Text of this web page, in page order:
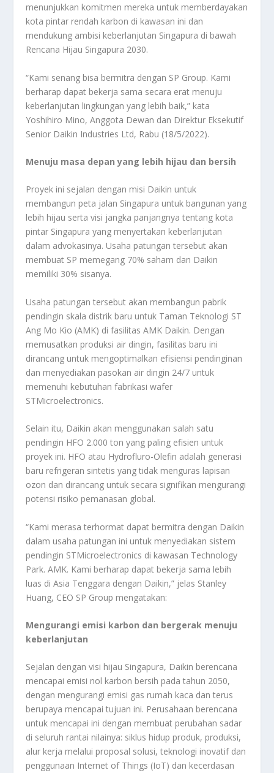
menunjukkan komitmen mereka untuk memberdayakan
kota pintar rendah karbon di kawasan ini dan
mendukung ambisi keberlanjutan Singapura di bawah
Rencana Hijau Singapura 2030.
“Kami senang bisa bermitra dengan SP Group. Kami
berharap dapat bekerja sama secara erat menuju
keberlanjutan lingkungan yang lebih baik,” kata
Yoshihiro Mino, Anggota Dewan dan Direktur Eksekutif
Senior Daikin Industries Ltd, Rabu (18/5/2022).
Menuju masa depan yang lebih hijau dan bersih
Proyek ini sejalan dengan misi Daikin untuk
membangun peta jalan Singapura untuk bangunan yang
lebih hijau serta visi jangka panjangnya tentang kota
pintar Singapura yang menyertakan keberlanjutan
dalam advokasinya. Usaha patungan tersebut akan
membuat SP memegang 70% saham dan Daikin
memiliki 30% sisanya.
Usaha patungan tersebut akan membangun pabrik
pendingin skala distrik baru untuk Taman Teknologi ST
Ang Mo Kio (AMK) di fasilitas AMK Daikin. Dengan
memusatkan produksi air dingin, fasilitas baru ini
dirancang untuk mengoptimalkan efisiensi pendinginan
dan menyediakan pasokan air dingin 24/7 untuk
memenuhi kebutuhan fabrikasi wafer
STMicroelectronics.
Selain itu, Daikin akan menggunakan salah satu
pendingin HFO 2.000 ton yang paling efisien untuk
proyek ini. HFO atau Hydrofluro-Olefin adalah generasi
baru refrigeran sintetis yang tidak menguras lapisan
ozon dan dirancang untuk secara signifikan mengurangi
potensi risiko pemanasan global.
“Kami merasa terhormat dapat bermitra dengan Daikin
dalam usaha patungan ini untuk menyediakan sistem
pendingin STMicroelectronics di kawasan Technology
Park. AMK. Kami berharap dapat bekerja sama lebih
luas di Asia Tenggara dengan Daikin,” jelas Stanley
Huang, CEO SP Group mengatakan:
Mengurangi emisi karbon dan bergerak menuju
keberlanjutan
Sejalan dengan visi hijau Singapura, Daikin berencana
mencapai emisi nol karbon bersih pada tahun 2050,
dengan mengurangi emisi gas rumah kaca dan terus
berupaya mencapai tujuan ini. Perusahaan berencana
untuk mencapai ini dengan membuat perubahan sadar
di seluruh rantai nilainya: siklus hidup produk, produksi,
alur kerja melalui proposal solusi, teknologi inovatif dan
penggunaan Internet of Things (IoT) dan kecerdasan